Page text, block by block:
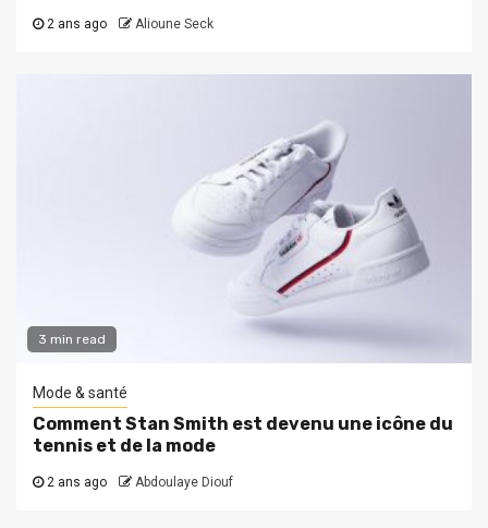
2 ans ago Alioune Seck
3 min read
Mode & santé
Comment Stan Smith est devenu une icône du
tennis et de la mode
2 ans ago Abdoulaye Diouf